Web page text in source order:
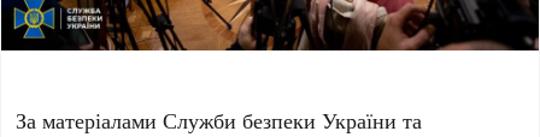
За матеріалами Служби безпеки України та